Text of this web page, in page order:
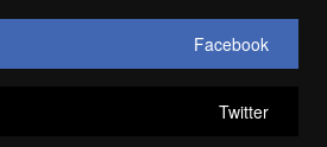
Facebook
Twitter